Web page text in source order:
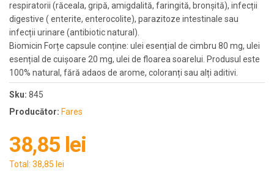
respiratorii (răceala, gripă, amigdalită, faringită, bronșită), infecții
digestive ( enterite, enterocolite), parazitoze intestinale sau
infecții urinare (antibiotic natural).
Biomicin Forțe capsule conține: ulei esențial de cimbru 80 mg, ulei
esențial de cuișoare 20 mg, ulei de floarea soarelui. Produsul este
100% natural, fără adaos de arome, coloranți sau alți aditivi.
Sku: 845
Producător: Fares
38,85 lei
Total: 38,85 lei